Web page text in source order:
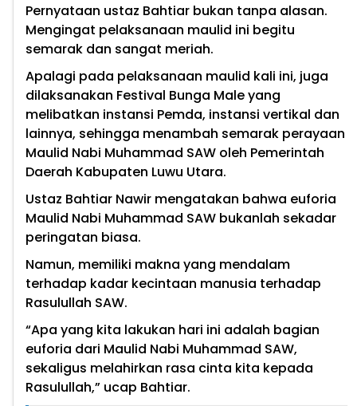
Pernyataan ustaz Bahtiar bukan tanpa alasan.
Mengingat pelaksanaan maulid ini begitu
semarak dan sangat meriah.
Apalagi pada pelaksanaan maulid kali ini, juga
dilaksanakan Festival Bunga Male yang
melibatkan instansi Pemda, instansi vertikal dan
lainnya, sehingga menambah semarak perayaan
Maulid Nabi Muhammad SAW oleh Pemerintah
Daerah Kabupaten Luwu Utara.
Ustaz Bahtiar Nawir mengatakan bahwa euforia
Maulid Nabi Muhammad SAW bukanlah sekadar
peringatan biasa.
Namun, memiliki makna yang mendalam
terhadap kadar kecintaan manusia terhadap
Rasulullah SAW.
“Apa yang kita lakukan hari ini adalah bagian
euforia dari Maulid Nabi Muhammad SAW,
sekaligus melahirkan rasa cinta kita kepada
Rasulullah,” ucap Bahtiar.